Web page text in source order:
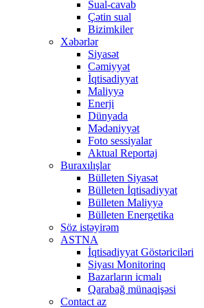
Sual-cavab
Çətin sual
Bizimkiler
Xəbərlər
Siyasət
Cəmiyyət
İqtisadiyyat
Maliyyə
Enerji
Dünyada
Mədəniyyət
Foto sessiyalar
Aktual Reportaj
Buraxılışlar
Bülleten Siyasət
Bülleten İqtisadiyyat
Bülleten Maliyyə
Bülleten Energetika
Söz istəyirəm
ASTNA
İqtisadiyyat Göstəriciləri
Siyası Monitorinq
Bazarların icmalı
Qarabağ münaqişəsi
Contact az